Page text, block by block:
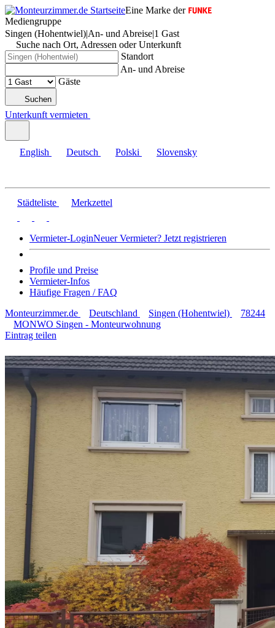
Eine Marke der
Mediengruppe
Singen (Hohentwiel)|An- und Abreise|1 Gast
Suche nach Ort, Adressen oder Unterkunft
Standort
An- und Abreise
Gäste
Suchen
Unterkunft vermieten
English Deutsch Polski Slovensky
Städteliste Merkzettel
Vermieter-LoginNeuer Vermieter? Jetzt registrieren
Profile und Preise
Vermieter-Infos
Häufige Fragen / FAQ
Monteurzimmer.de
Deutschland Singen (Hohentwiel)
78244
MONWO Singen - Monteurwohnung
Eintrag teilen